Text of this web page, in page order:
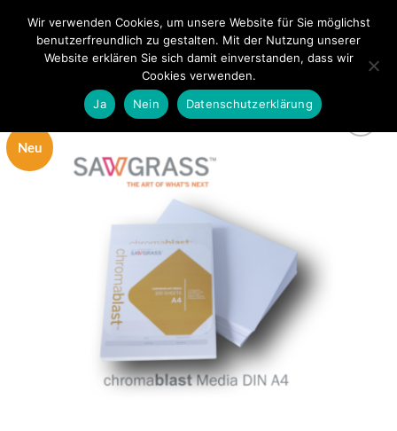
Inhalt
springen
0
Neu
Wir verwenden Cookies, um unsere Website für Sie möglichst
benutzerfreundlich zu gestalten. Mit der Nutzung unserer
Website erklären Sie sich damit einverstanden, dass wir
Cookies verwenden.
Ja
Nein Datenschutzerklärung